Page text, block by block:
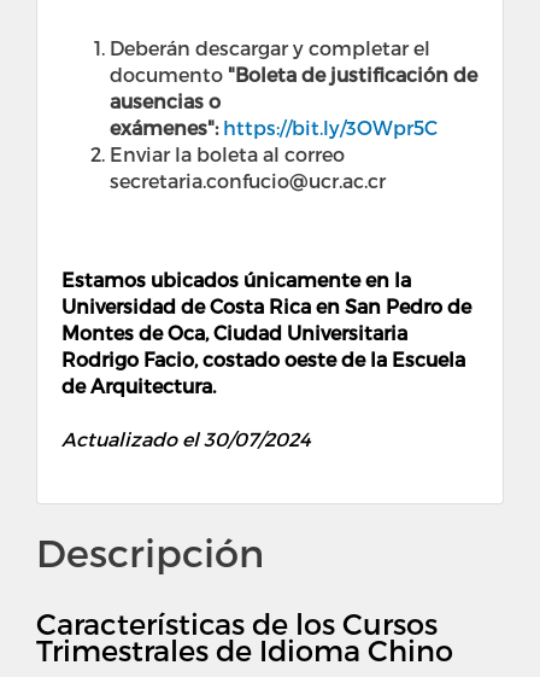
Deberán descargar y completar el
documento "Boleta de justificación de
ausencias o
exámenes": https://bit.ly/3OWpr5C
Enviar la boleta al correo
secretaria.confucio@ucr.ac.cr
Estamos ubicados únicamente en la
Universidad de Costa Rica en San Pedro de
Montes de Oca, Ciudad Universitaria
Rodrigo Facio, costado oeste de la Escuela
de Arquitectura.
Actualizado el 30/07/2024
Descripción
Características de los Cursos
Trimestrales de Idioma Chino